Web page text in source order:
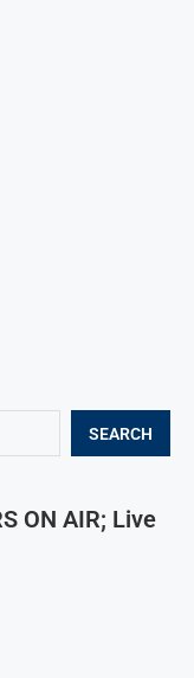
SEARCH
ON AIR; Live